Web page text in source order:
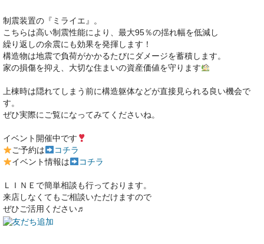
制震装置の『ミライエ』。
こちらは高い制震性能により、最大95％の揺れ幅を低減し
繰り返しの余震にも効果を発揮します！
構造物は地震で負荷がかかるたびにダメージを蓄積します。
家の損傷を抑え、大切な住まいの資産価値を守ります
上棟時は隠れてしまう前に構造躯体などが直接見られる良い機会で
す。
ぜひ実際にご覧になってみてくださいね。
イベント開催中です
ご予約は
コチラ
イベント情報は
コチラ
ＬＩＮＥで簡単相談も行っております。
来店しなくてもご相談いただけますので
ぜひご活用ください♬